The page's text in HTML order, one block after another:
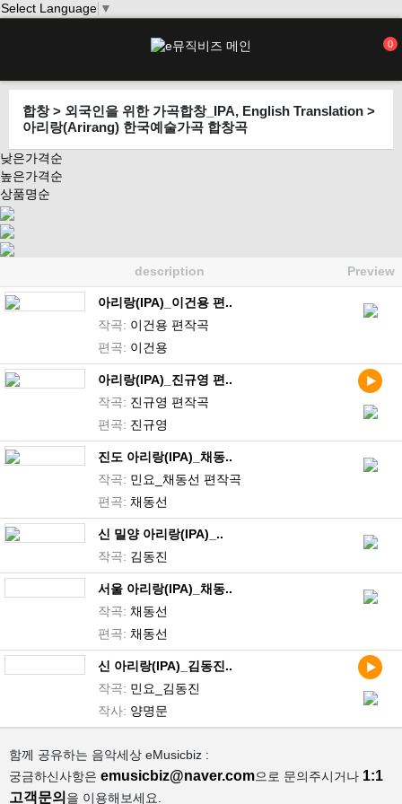
Select Language ▼
0
합창 > 외국인을 위한 가곡합창_IPA, English Translation >
아리랑(Arirang) 한국예술가곡 합창곡
낮은가격순
높은가격순
상품명순
description Preview
아리랑(IPA)_이건용 편..
작곡: 이건용 편작곡
편곡: 이건용
아리랑(IPA)_진규영 편..
작곡: 진규영 편작곡
편곡: 진규영
진도 아리랑(IPA)_채동..
작곡: 민요_채동선 편작곡
편곡: 채동선
신 밀양 아리랑(IPA)_..
작곡: 김동진
서울 아리랑(IPA)_채동..
작곡: 채동선
편곡: 채동선
신 아리랑(IPA)_김동진..
작곡: 민요_김동진
작사: 양명문
함께 공유하는 음악세상 eMusicbiz :
궁금하신사항은 emusicbiz@naver.com으로 문의주시거나 1:1
고객문의 을 이용해보세요.